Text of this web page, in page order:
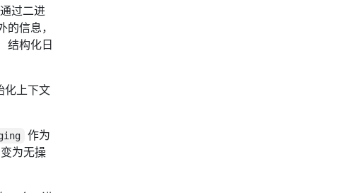
过二进
信息，
结构化日
化上下文
作为
为无操